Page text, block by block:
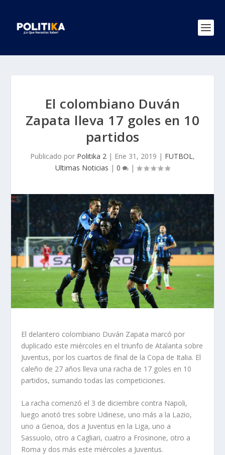
El colombiano Duván
Zapata lleva 17 goles en 10
partidos
Publicado por Politika 2 | Ene 31, 2019 | FUTBOL,
Ultimas Noticias | 0 |
El delantero colombiano Duván Zapata marcó por
duplicado este miércoles en el triunfo de Atalanta sobre
Juventus, por los cuartos de final de la Copa de Italia. El
caleño de 27 años lleva una racha de 17 goles en 10
partidos, sumando todas las competiciones.
La racha comenzó el 3 de diciembre contra Napoli,
luego anotó tres sobre Udinese, uno más a la Lazio,
uno a Genoa, dos a Juventus en la Liga, uno a
Sassuolo, otro a Cagliari, cuatro a Frosinone, otro a
Roma y dos más este miércoles a Juventus.